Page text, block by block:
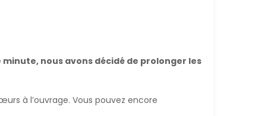
nous avons décidé de prolonger les
à l’ouvrage. Vous pouvez encore